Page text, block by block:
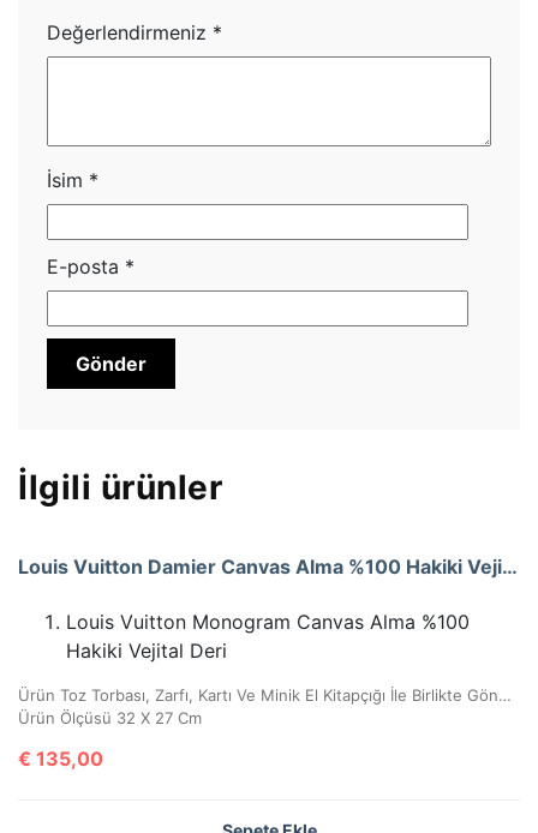
Değerlendirmeniz *
İsim *
E-posta *
İlgili ürünler
Louis Vuitton Damier Canvas Alma %100 Hakiki Vejital Deri (CRL 674)
Louis Vuitton Monogram Canvas Alma %100
Hakiki Vejital Deri
Ürün Toz Torbası, Zarfı, Kartı Ve Minik El Kitapçığı İle Birlikte Gönderilecektir.
Ürün Ölçüsü 32 X 27 Cm
€ 135,00